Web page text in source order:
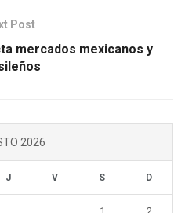
Post
mercados mexicanos y
2026
J V S D